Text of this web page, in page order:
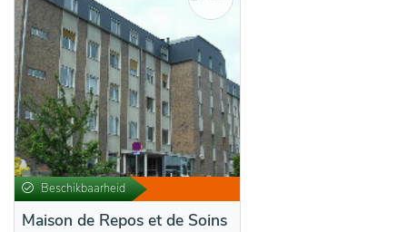
Beschikbaarheid
Maison de Repos et de Soins